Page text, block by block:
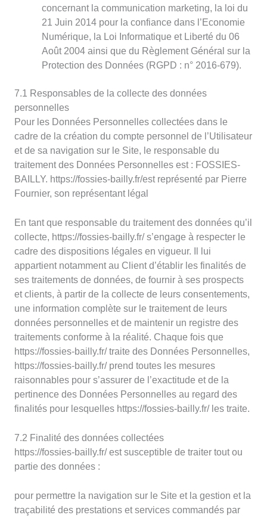
concernant la communication marketing, la loi du
21 Juin 2014 pour la confiance dans l’Economie
Numérique, la Loi Informatique et Liberté du 06
Août 2004 ainsi que du Règlement Général sur la
Protection des Données (RGPD : n° 2016-679).
7.1 Responsables de la collecte des données
personnelles
Pour les Données Personnelles collectées dans le
cadre de la création du compte personnel de l’Utilisateur
et de sa navigation sur le Site, le responsable du
traitement des Données Personnelles est : FOSSIES-
BAILLY. https://fossies-bailly.fr/est représenté par Pierre
Fournier, son représentant légal
En tant que responsable du traitement des données qu’il
collecte, https://fossies-bailly.fr/ s’engage à respecter le
cadre des dispositions légales en vigueur. Il lui
appartient notamment au Client d’établir les finalités de
ses traitements de données, de fournir à ses prospects
et clients, à partir de la collecte de leurs consentements,
une information complète sur le traitement de leurs
données personnelles et de maintenir un registre des
traitements conforme à la réalité. Chaque fois que
https://fossies-bailly.fr/ traite des Données Personnelles,
https://fossies-bailly.fr/ prend toutes les mesures
raisonnables pour s’assurer de l’exactitude et de la
pertinence des Données Personnelles au regard des
finalités pour lesquelles https://fossies-bailly.fr/ les traite.
7.2 Finalité des données collectées
https://fossies-bailly.fr/ est susceptible de traiter tout ou
partie des données :
pour permettre la navigation sur le Site et la gestion et la
traçabilité des prestations et services commandés par